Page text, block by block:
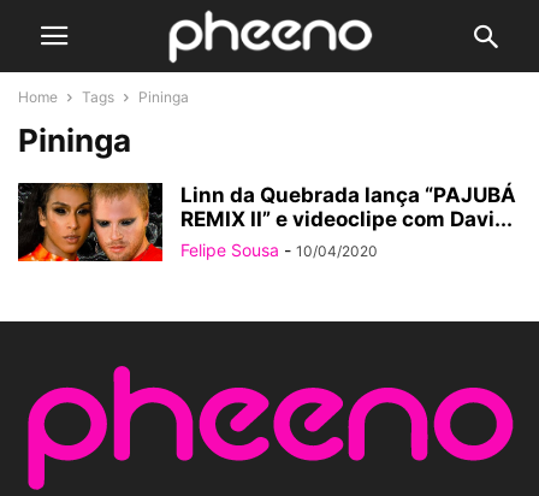
Home Tags Pininga
Pininga
Linn da Quebrada lança “PAJUBÁ
REMIX II” e videoclipe com Davi...
Felipe Sousa - 10/04/2020